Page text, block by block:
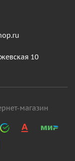
10
магазин